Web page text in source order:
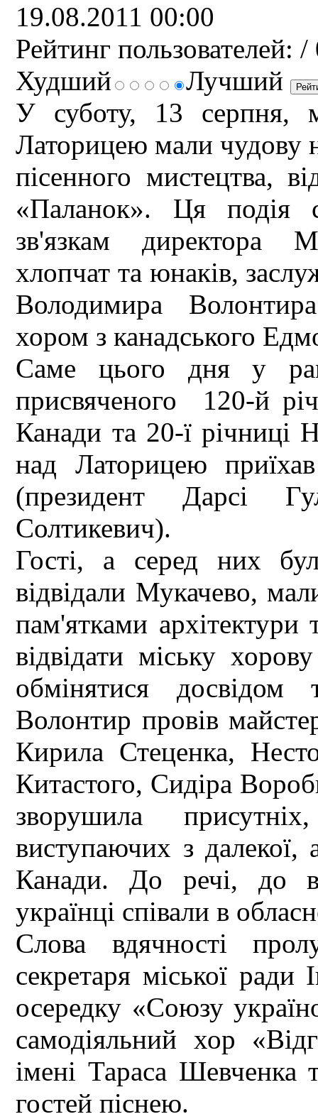
19.08.2011 00:00
Рейтинг пользователей: /
Худший
Лучший
У суботу, 13 серпня,
Латорицею мали чудову
пісенного мистецтва,
«Паланок». Ця подія
зв'язкам директора
хлопчат та юнаків,
Володимира
хором з канадського
Саме цього дня у
присвяченого 120-й
Канади та 20-ї річниці
над Латорицею
(президент Дарсі
Солтикевич).
Гості, а серед них
відвідали Мукачево,
пам'ятками архітектури
відвідати міську
обмінятися досвідом
Волонтир провів
Кирила Стеценка,
Китастого, Сидіра
зворушила
виступаючих з далекої,
Канади. До речі, до
українці співали в
Слова вдячності
секретаря міської ради
осередку «Союзу
самодіяльний хор
імені Тараса Шевченка
гостей піснею.